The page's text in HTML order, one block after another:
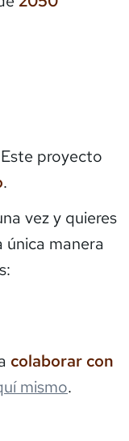
proyecto
.
vez y quieres
única manera
colaborar con
mismo.